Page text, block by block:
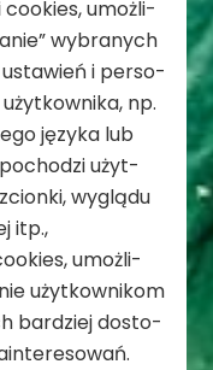
cookies, umoż­li­
wybra­nych
i per­so­
np.
języka lub
użyt­
wyglądu
itp.,
umoż­li­
użyt­kow­ni­kom
bar­dziej dosto­